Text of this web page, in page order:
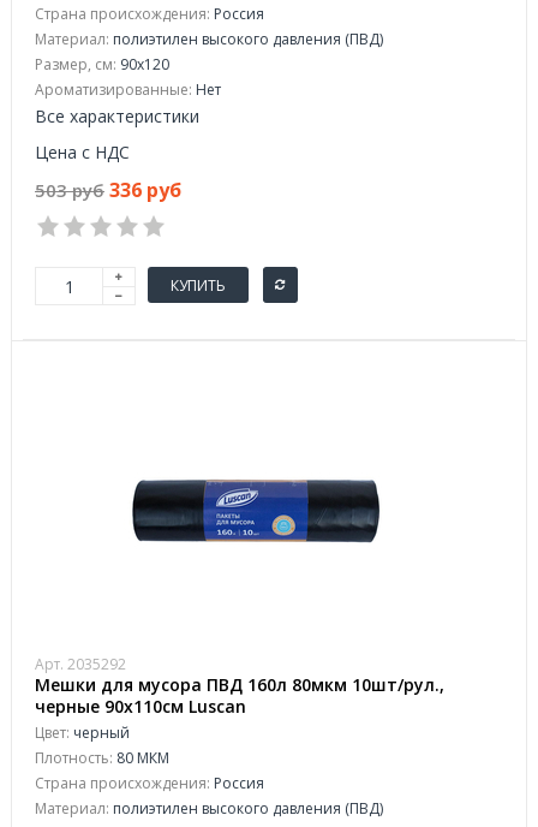
Страна происхождения: Россия
Материал: полиэтилен высокого давления (ПВД)
Размер, см: 90x120
Ароматизированные: Нет
Все характеристики
Цена с НДС
503 руб 336 руб
КУПИТЬ
Арт. 2035292
Мешки для мусора ПВД 160л 80мкм 10шт/рул.,
черные 90х110см Luscan
Цвет: черный
Плотность: 80 МКМ
Страна происхождения: Россия
Материал: полиэтилен высокого давления (ПВД)